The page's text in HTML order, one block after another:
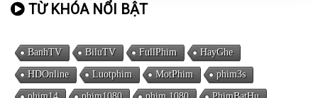
TỪ KHÓA NỔI BẬT
BanhTV BiluTV FullPhim HayGhe
HDOnline Luotphim MotPhim phim3s